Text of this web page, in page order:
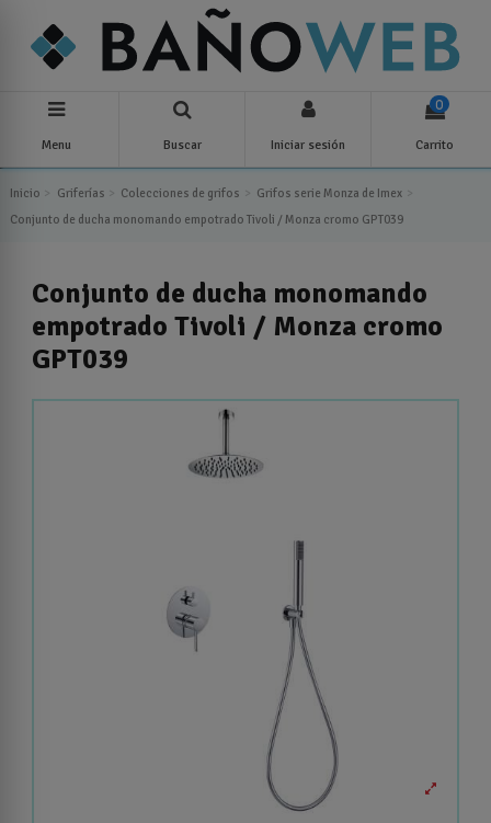
Menu Buscar Iniciar sesión
0
Carrito
Inicio Griferías Colecciones de grifos
Grifos serie Monza de Imex
Conjunto de ducha monomando empotrado Tivoli / Monza cromo GPT039
Conjunto de ducha monomando
empotrado Tivoli / Monza cromo
GPT039